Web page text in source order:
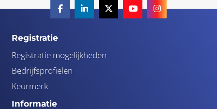
Registratie
Registratie mogelijkheden
Bedrijfsprofielen
Keurmerk
Informatie